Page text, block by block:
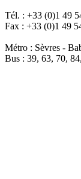
Tél. : +33 (0)1 49
Fax : +33 (0)1 49
Métro : Sèvres -
Bus : 39, 63, 70,